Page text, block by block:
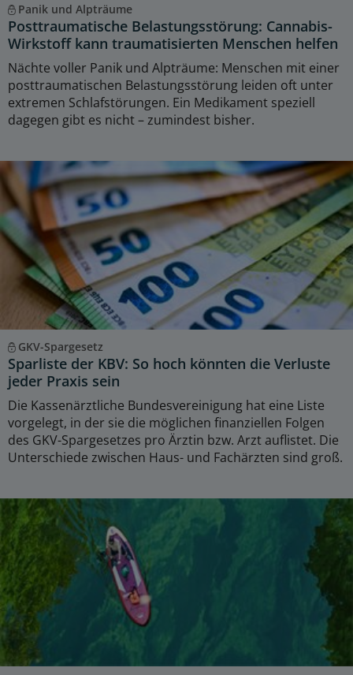
Panik und Alpträume
Posttraumatische Belastungsstörung: Cannabis-
Wirkstoff kann traumatisierten Menschen helfen
Nächte voller Panik und Alpträume: Menschen mit einer
posttraumatischen Belastungsstörung leiden oft unter
extremen Schlafstörungen. Ein Medikament speziell
dagegen gibt es nicht – zumindest bisher.
GKV-Spargesetz
Sparliste der KBV: So hoch könnten die Verluste
jeder Praxis sein
Die Kassenärztliche Bundesvereinigung hat eine Liste
vorgelegt, in der sie die möglichen finanziellen Folgen
des GKV-Spargesetzes pro Ärztin bzw. Arzt auflistet. Die
Unterschiede zwischen Haus- und Fachärzten sind groß.